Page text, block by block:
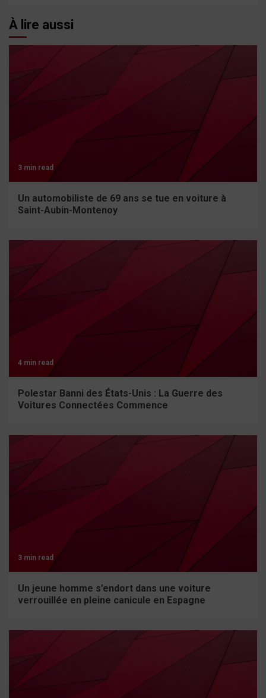
À lire aussi
3 min read
Un automobiliste de 69 ans se tue en voiture à
Saint-Aubin-Montenoy
4 min read
Polestar Banni des États-Unis : La Guerre des
Voitures Connectées Commence
3 min read
Un jeune homme s’endort dans une voiture
verrouillée en pleine canicule en Espagne